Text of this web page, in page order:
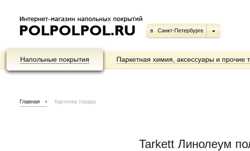
в Санкт-Петербурге
Напольные покрытия Паркетная химия, аксессуары и прочие
Главная Карточка товара
Tarkett Линолеум